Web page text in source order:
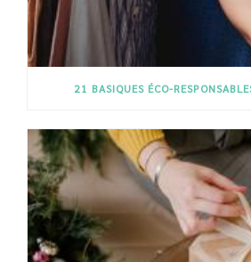
21 BASIQUES ÉCO-